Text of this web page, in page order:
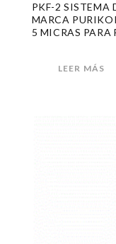
PKF-2 SISTEMA
MARCA
5 MICRAS PARA
LEER MÁS